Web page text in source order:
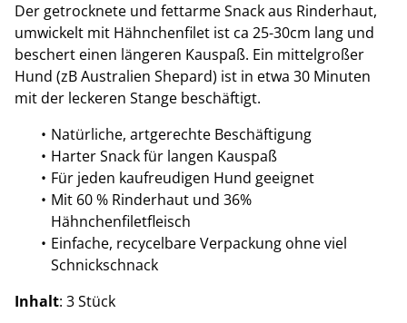
Der getrocknete und fettarme Snack aus Rinderhaut,
umwickelt mit Hähnchenfilet ist ca 25-30cm lang und
beschert einen längeren Kauspaß. Ein mittelgroßer
Hund (zB Australien Shepard) ist in etwa 30 Minuten
mit der leckeren Stange beschäftigt.
Natürliche, artgerechte Beschäftigung
Harter Snack für langen Kauspaß
Für jeden kaufreudigen Hund geeignet
Mit 60 % Rinderhaut und 36%
Hähnchenfiletfleisch
Einfache, recycelbare Verpackung ohne viel
Schnickschnack
Inhalt: 3 Stück